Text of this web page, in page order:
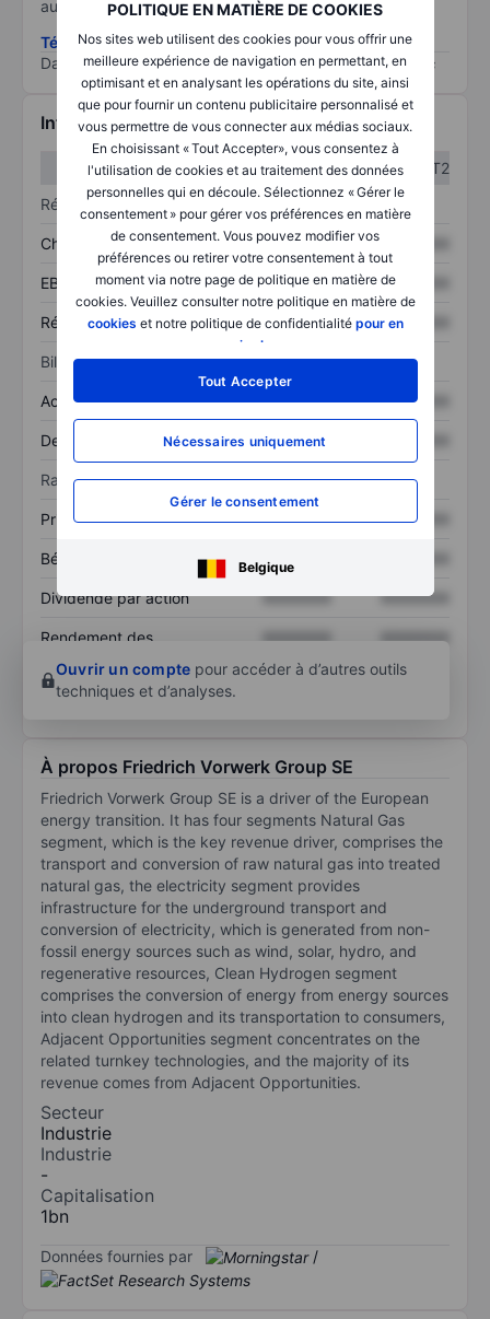
POLITIQUE EN MATIÈRE DE COOKIES
Nos sites web utilisent des cookies pour vous offrir une
meilleure expérience de navigation en permettant, en
optimisant et en analysant les opérations du site, ainsi
que pour fournir un contenu publicitaire personnalisé et
vous permettre de vous connecter aux médias sociaux.
En choisissant « Tout Accepter», vous consentez à
l'utilisation de cookies et au traitement des données
personnelles qui en découle. Sélectionnez « Gérer le
consentement » pour gérer vos préférences en matière
de consentement. Vous pouvez modifier vos
préférences ou retirer votre consentement à tout
moment via notre page de politique en matière de
cookies. Veuillez consulter notre politique en matière de
cookies et notre politique de confidentialité pour en
savoir plus
Tout Accepter
Nécessaires uniquement
Gérer le consentement
Belgique
au risque le plus élevé).
Télécharger la méthodologie ESG (en anglais)
Data provided by
/
Informations financières
T1
T2
Résultats
Chiffre d’affaires XXXXXXX
EBITDA XXXXXXX XXXXXXX
Résultat net XXXXXXX XXXXXXX
Bilan
Actif total XXXXXXX XXXXXXX
Dette totale XXXXXXX
Ratios
Prix / ventes XXXXXXX XXXXXXX
Bénéfice par action XXXXXXX
Dividende par action XXXXXXX XXXXXXX
Rendement des
XXXXXXX
XXXXXXX
Ouvrir un compte pour accéder à d’autres outils
techniques et d’analyses.
À propos Friedrich Vorwerk Group SE
Friedrich Vorwerk Group SE is a driver of the European
energy transition. It has four segments Natural Gas
segment, which is the key revenue driver, comprises the
transport and conversion of raw natural gas into treated
natural gas, the electricity segment provides
infrastructure for the underground transport and
conversion of electricity, which is generated from non-
fossil energy sources such as wind, solar, hydro, and
regenerative resources, Clean Hydrogen segment
comprises the conversion of energy from energy sources
into clean hydrogen and its transportation to consumers,
Adjacent Opportunities segment concentrates on the
related turnkey technologies, and the majority of its
revenue comes from Adjacent Opportunities.
Secteur
Industrie
Industrie
-
Capitalisation
1bn
Données fournies par /